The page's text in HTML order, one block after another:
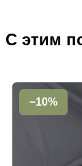
С этим
−10%